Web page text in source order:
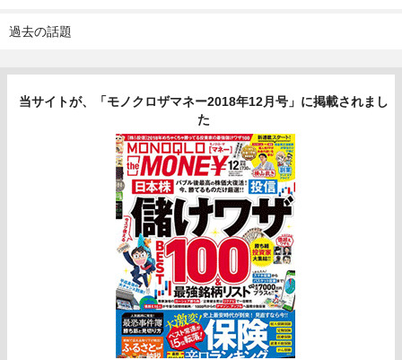
過去の話題
当サイトが、「モノクロザマネー2018年12月号」に掲載されまし
た